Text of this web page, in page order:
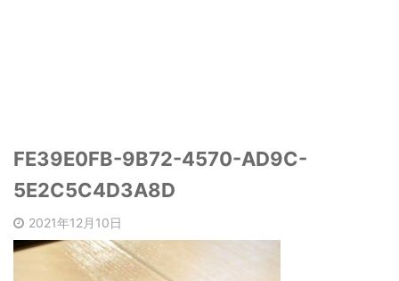
FE39E0FB-9B72-4570-AD9C-
5E2C5C4D3A8D
2021年12月10日